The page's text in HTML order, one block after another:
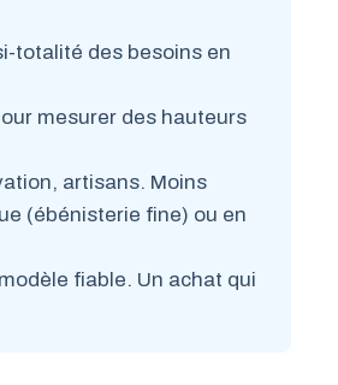
totalité des besoins en
mesurer des hauteurs
artisans. Moins
(ébénisterie fine) ou en
fiable. Un achat qui